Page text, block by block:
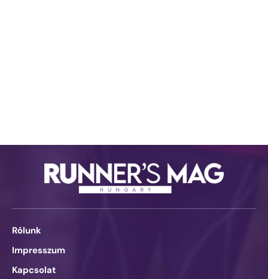
Rólunk
Impresszum
Kapcsolat